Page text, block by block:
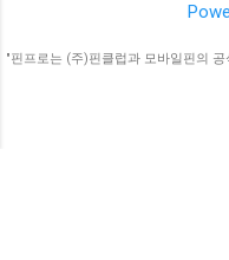
"핀프로는 (주)핀클럽과 모바일핀의